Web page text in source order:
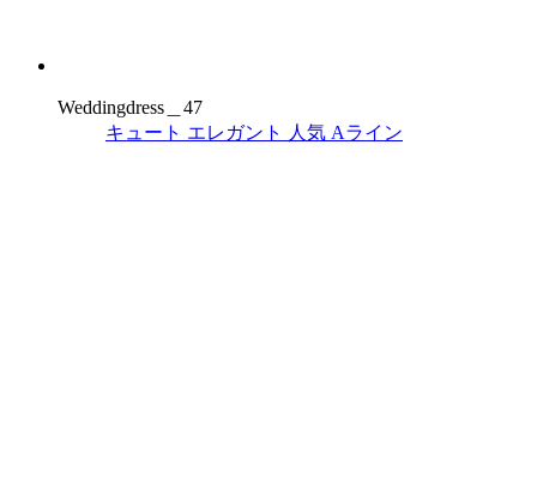
Weddingdress＿47
キュート エレガント 人気 Aライン